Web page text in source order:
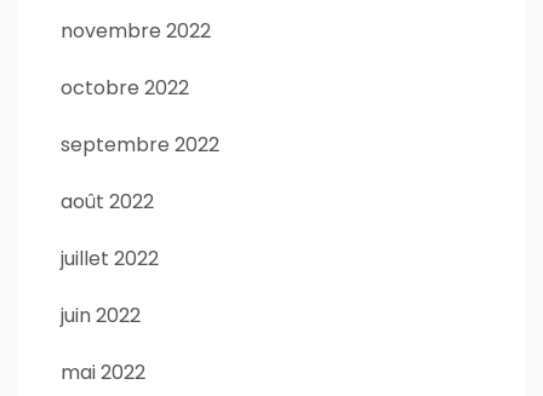
novembre 2022
octobre 2022
septembre 2022
août 2022
juillet 2022
juin 2022
mai 2022